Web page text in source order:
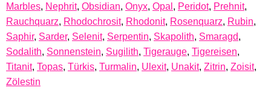
Marbles, Nephrit, Obsidian, Onyx, Opal , Peridot, Prehnit,
Rauchquarz, Rhodochrosit, Rhodonit, Rosenquarz, Rubin,
Saphir, Sarder, Selenit, Serpentin, Skapolith, Smaragd,
Sodalith, Sonnenstein, Sugilith, Tigerauge, Tigereisen,
Titanit, Topas, Türkis, Turmalin, Ulexit, Unakit, Zitrin, Zoisit,
Zölestin